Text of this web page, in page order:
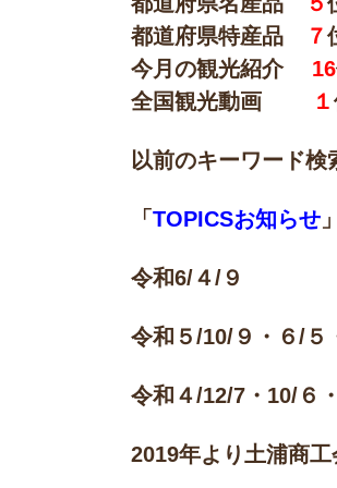
都道府県特産品
７
今月の観光紹介
16
全国観光動画
１
以前のキーワード検
「 TOPICSお知らせ 」
令和6/４/９
令和５/10/９・６/５
令和４/12/7・10/６
2019年より土浦商